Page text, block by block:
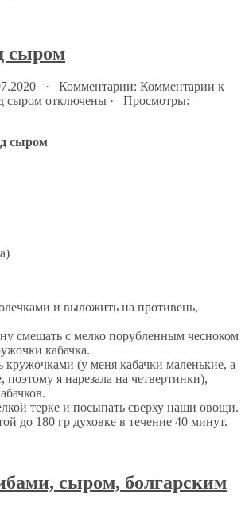
сыром
· Комментарии: Комментарии к
сыром отключены · Просмотры:
и выложить на противень,
смешать с мелко порубленным чесноком
кабачка.
кружочками (у меня кабачки маленькие, а
я нарезала на четвертинки),
терке и посыпать сверху наши овощи.
до 180 гр духовке в течение 40 минут.
сыром, болгарским